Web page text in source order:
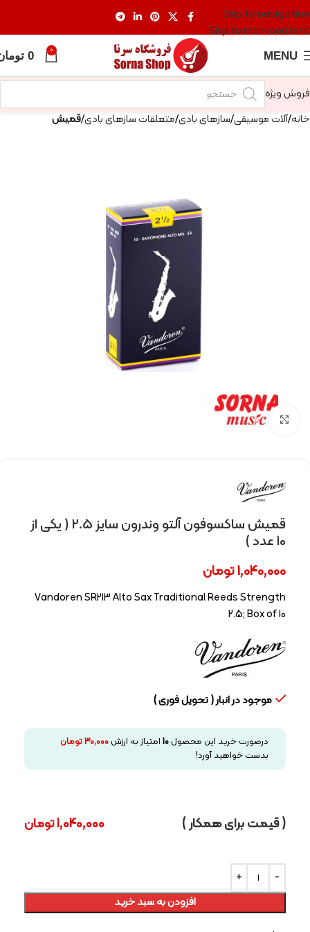
Skip to navigation
Skip to main content
MENU
0
0
فروش ویژه
خانه آلات موسیقی سازهای بادی متعلقات سازهای بادی قمیش
Click to enlarge
قمیش ساکسوفون آلتو وندرون سایز 2.5 ( یکی از
۱۰ عدد )
1,040,000تومان
Vandoren SR213 Alto Sax Traditional Reeds Strength
2.5; Box of 10
موجود در انبار ( تحویل فوری )
درصورت خرید این محصول10 امتیاز به ارزش30,000تومان
بدست خواهید آورد!
( قیمت برای همکار ) 1,040,000تومان
افزودن به سبد خرید